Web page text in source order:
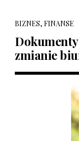
BIZNES, FINANSE
zmianie